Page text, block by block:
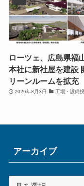
ローツェ、広島県福
本社に新社屋を建設
リーンルームを拡充
2026年8月3日 工場・設備
アーカイブ